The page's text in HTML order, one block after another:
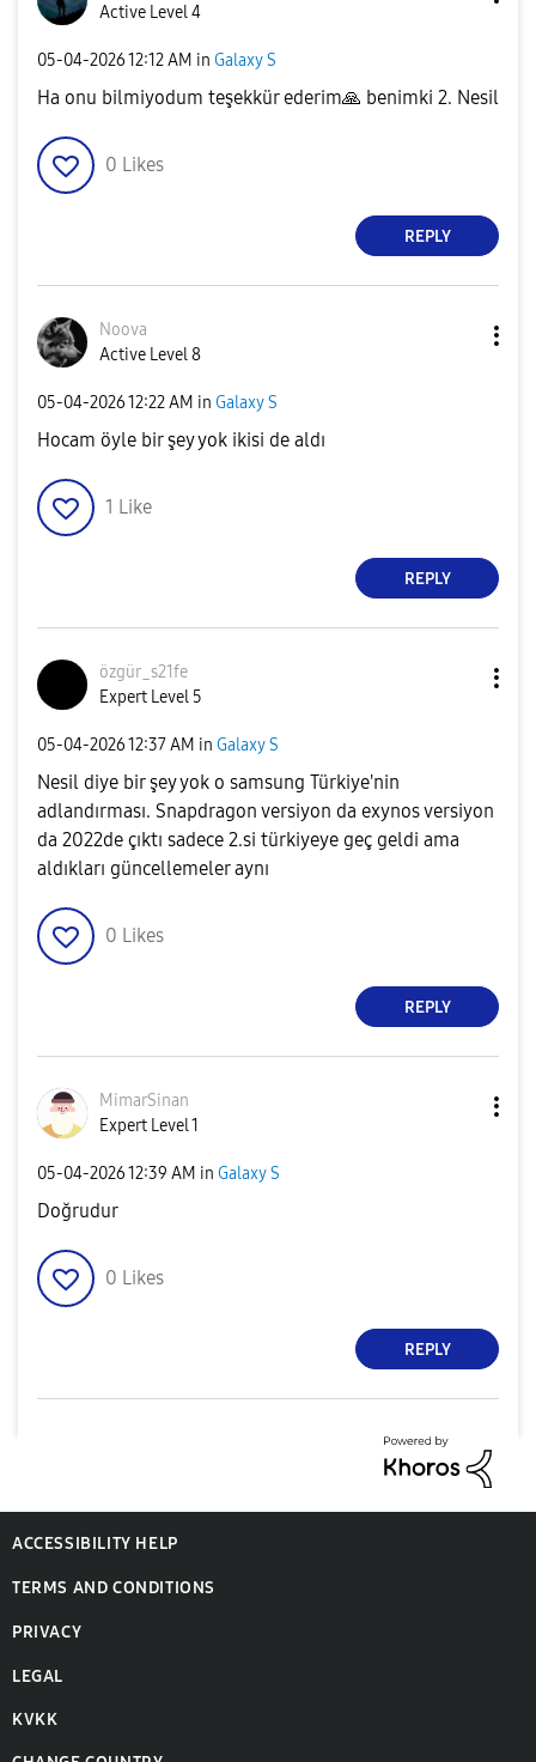
Active Level 4
‎05-04-202612:12 AM in Galaxy S
Ha onu bilmiyodum teşekkür ederim🙏 benimki 2. Nesil
0 Likes
REPLY
Noova
Active Level 8
‎05-04-202612:22 AM in Galaxy S
Hocam öyle bir şey yok ikisi de aldı
1 Like
REPLY
özgür_s21fe
Expert Level 5
‎05-04-202612:37 AM in Galaxy S
Nesil diye bir şey yok o samsung Türkiye'nin
adlandırması. Snapdragon versiyon da exynos versiyon
da 2022de çıktı sadece 2.si türkiyeye geç geldi ama
aldıkları güncellemeler aynı
0 Likes
REPLY
MimarSinan
Expert Level 1
‎05-04-202612:39 AM in Galaxy S
Doğrudur
0 Likes
REPLY
ACCESSIBILITY HELP
TERMS AND CONDITIONS
PRIVACY
LEGAL
KVKK